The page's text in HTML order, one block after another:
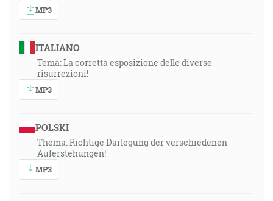
MP3
ITALIANO
Tema: La corretta esposizione delle diverse
risurrezioni!
MP3
POLSKI
Thema: Richtige Darlegung der verschiedenen
Auferstehungen!
MP3